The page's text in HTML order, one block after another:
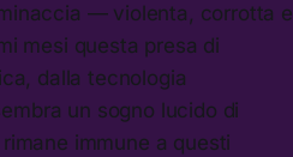
— violenta, corrotta e
mesi questa presa di
dalla tecnologia
un sogno lucido di
immune a questi